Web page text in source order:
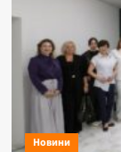
Новини